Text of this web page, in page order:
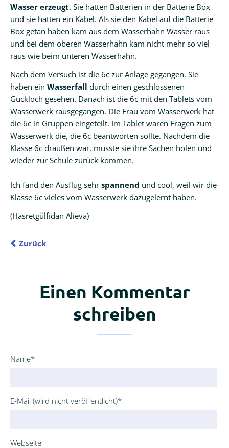
Wasser erzeugt. Sie hatten Batterien in der Batterie Box
und sie hatten ein Kabel. Als sie den Kabel auf die Batterie
Box getan haben kam aus dem Wasserhahn Wasser raus
und bei dem oberen Wasserhahn kam nicht mehr so viel
raus wie beim unteren Wasserhahn.
Nach dem Versuch ist die 6c zur Anlage gegangen. Sie
haben ein Wasserfall durch einen geschlossenen
Guckloch gesehen. Danach ist die 6c mit den Tablets vom
Wasserwerk rausgegangen. Die Frau vom Wasserwerk hat
die 6c in Gruppen eingeteilt. Im Tablet waren Fragen zum
Wasserwerk die, die 6c beantworten sollte. Nachdem die
Klasse 6c draußen war, musste sie ihre Sachen holen und
wieder zur Schule zurück kommen.
Ich fand den Ausflug sehr spannend und cool, weil wir die
Klasse 6c vieles vom Wasserwerk dazugelernt haben.
(Hasretgülfidan Alieva)
Zurück
Einen Kommentar
schreiben
Pflichtfeld
Name*
Pflichtfeld
E-Mail (wird nicht veröffentlicht)*
Webseite